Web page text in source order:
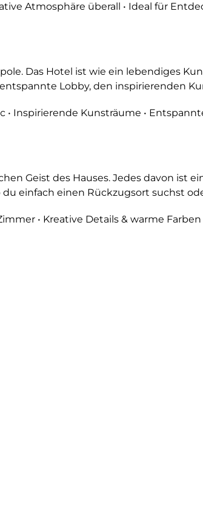
Atmosphäre überall • Ideal für
Das Hotel ist wie ein lebendiges
Lobby, den inspirierenden
• Inspirierende Kunsträume •
Geist des Hauses. Jedes davon ist
einfach einen Rückzugsort suchst
• Kreative Details & warme